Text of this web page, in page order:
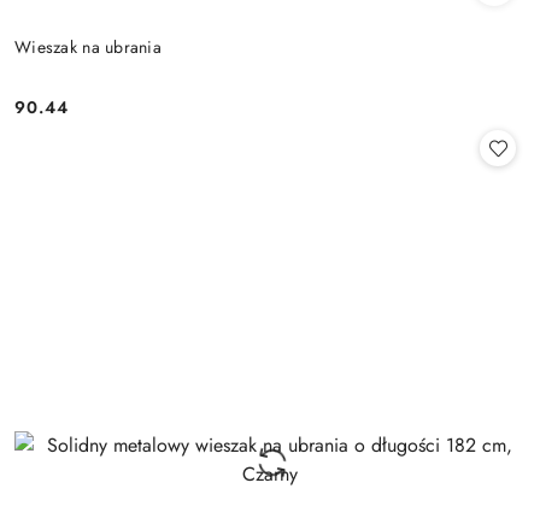
Wieszak na ubrania
Cena:
90.44